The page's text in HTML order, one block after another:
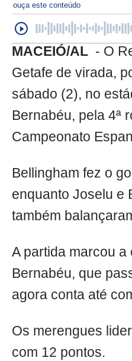
ouça este conteúdo
MACEIÓ/AL - O
Getafe de virada,
sábado (2), no
Bernabéu, pela 4ª
Campeonato
Bellingham fez o
enquanto Joselu e
também
A partida marcou a
Bernabéu, que
agora conta até
Os merengues
com 12 pontos.